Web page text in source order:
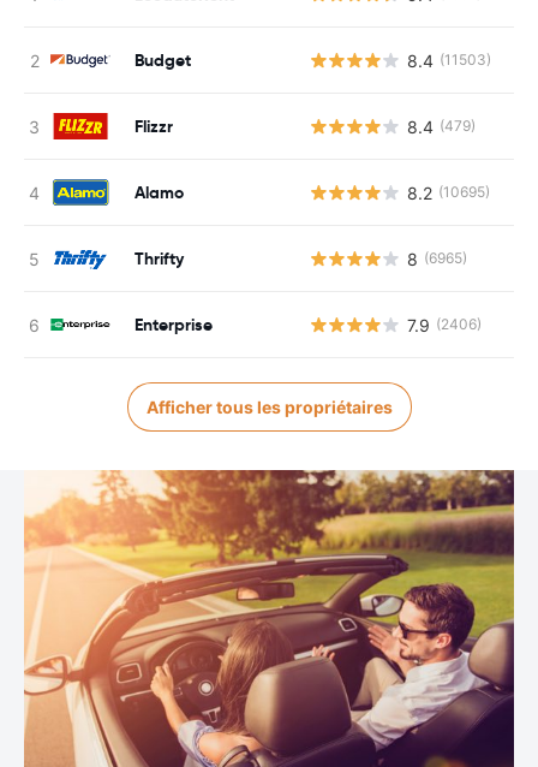
Budget 8.4 (11503)
Flizzr 8.4 (479)
Alamo 8.2 (10695)
Thrifty 8 (6965)
Enterprise 7.9 (2406)
Afficher tous les propriétaires